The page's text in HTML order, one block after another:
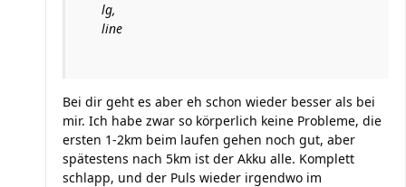
lg,
line
Bei dir geht es aber eh schon wieder besser als bei
mir. Ich habe zwar so körperlich keine Probleme, die
ersten 1-2km beim laufen gehen noch gut, aber
spätestens nach 5km ist der Akku alle. Komplett
schlapp, und der Puls wieder irgendwo im